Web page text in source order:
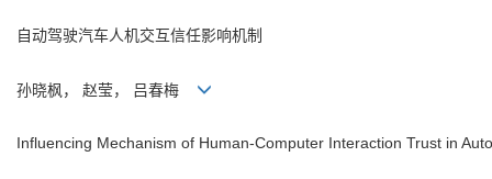
自动驾驶汽车人机交互信任影响机制
孙晓枫， 赵莹， 吕春梅
Influencing Mechanism of Human-Computer Interaction Trust in